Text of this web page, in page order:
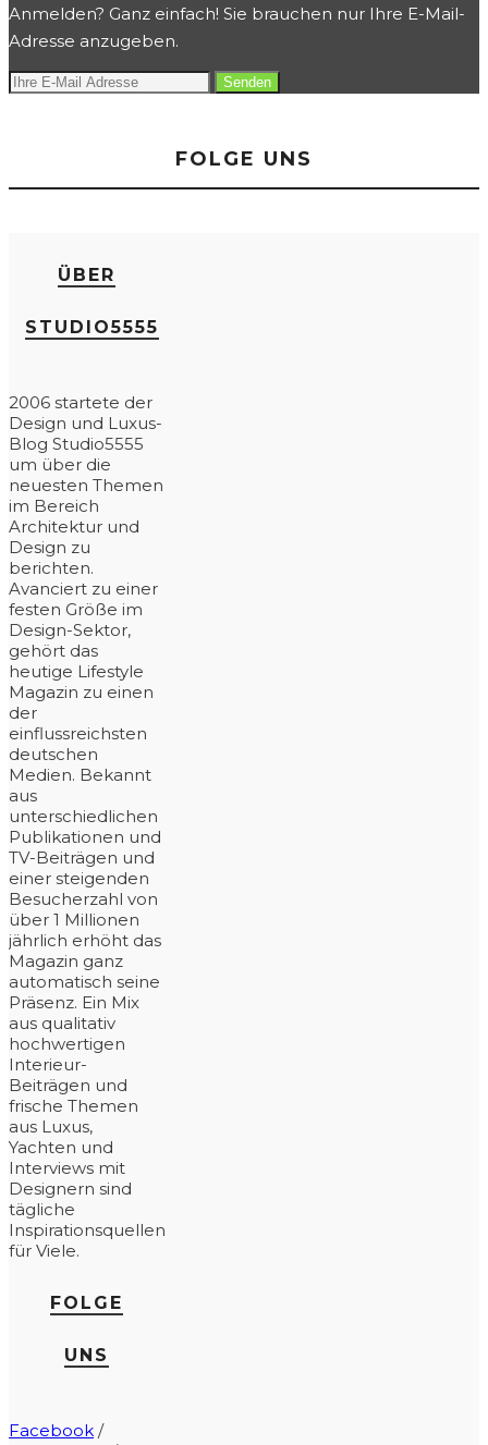
Anmelden? Ganz einfach! Sie brauchen nur Ihre E-Mail-
Adresse anzugeben.
FOLGE UNS
ÜBER
STUDIO5555
2006 startete der
Design und Luxus-
Blog Studio5555
um über die
neuesten Themen
im Bereich
Architektur und
Design zu
berichten.
Avanciert zu einer
festen Größe im
Design-Sektor,
gehört das
heutige Lifestyle
Magazin zu einen
der
einflussreichsten
deutschen
Medien. Bekannt
aus
unterschiedlichen
Publikationen und
TV-Beiträgen und
einer steigenden
Besucherzahl von
über 1 Millionen
jährlich erhöht das
Magazin ganz
automatisch seine
Präsenz. Ein Mix
aus qualitativ
hochwertigen
Interieur-
Beiträgen und
frische Themen
aus Luxus,
Yachten und
Interviews mit
Designern sind
tägliche
Inspirationsquellen
für Viele.
FOLGE
UNS
Facebook /